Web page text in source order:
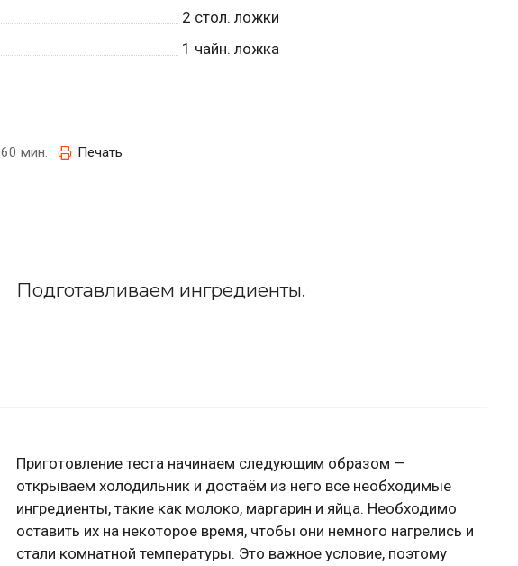
2 стол. ложки
1 чайн. ложка
60 мин. Печать
Подготавливаем ингредиенты.
Приготовление теста начинаем следующим образом —
открываем холодильник и достаём из него все необходимые
ингредиенты, такие как молоко, маргарин и яйца. Необходимо
оставить их на некоторое время, чтобы они немного нагрелись и
стали комнатной температуры. Это важное условие, поэтому